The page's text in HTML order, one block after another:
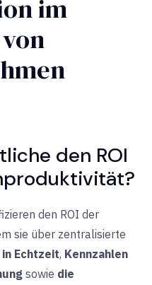
im
den ROI
den ROI der
sie über zentralisierte
Echtzeit, Kennzahlen
sowie die